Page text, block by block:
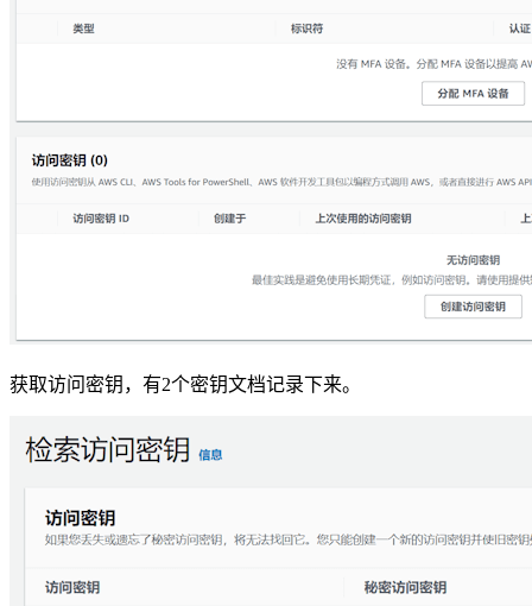
获取访问密钥，有2个密钥文档记录下来。